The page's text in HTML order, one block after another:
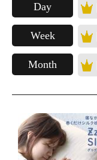
Day
Week
Month